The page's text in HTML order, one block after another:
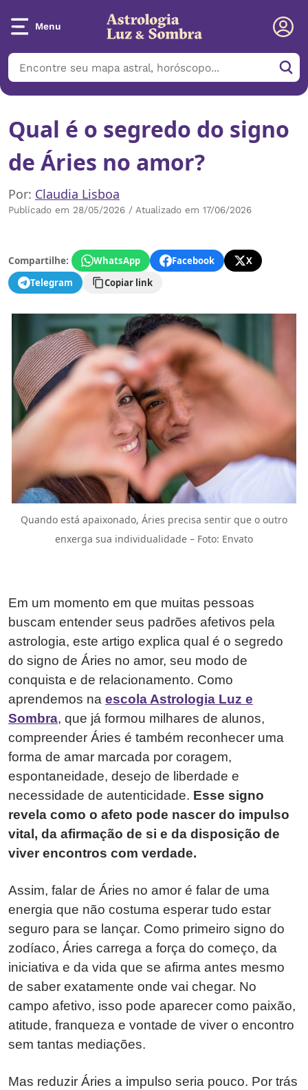
Menu
Qual é o segredo do signo
de Áries no amor?
Por: Claudia Lisboa
Publicado em 28/05/2026 / Atualizado em 17/06/2026
Compartilhe: WhatsApp Facebook
X
Telegram
Copiar link
Quando está apaixonado, Áries precisa sentir que o outro
enxerga sua individualidade – Foto: Envato
Em um momento em que muitas pessoas
buscam entender seus padrões afetivos pela
astrologia, este artigo explica qual é o segredo
do signo de Áries no amor, seu modo de
conquista e de relacionamento. Como
aprendemos na escola Astrologia Luz e
Sombra, que já formou milhares de alunos,
compreender Áries é também reconhecer uma
forma de amar marcada por coragem,
espontaneidade, desejo de liberdade e
necessidade de autenticidade. Esse signo
revela como o afeto pode nascer do impulso
vital, da afirmação de si e da disposição de
viver encontros com verdade.
Assim, falar de Áries no amor é falar de uma
energia que não costuma esperar tudo estar
seguro para se lançar. Como primeiro signo do
zodíaco, Áries carrega a força do começo, da
iniciativa e da vida que se afirma antes mesmo
de saber exatamente onde vai chegar. No
campo afetivo, isso pode aparecer como paixão,
atitude, franqueza e vontade de viver o encontro
sem tantas mediações.
Mas reduzir Áries a impulso seria pouco. Por trás